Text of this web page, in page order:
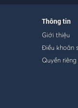
Cuộc tình
Nghe nói
Nghe nói
Thông tin
Giới thiệu
Điều khoản
Quyền